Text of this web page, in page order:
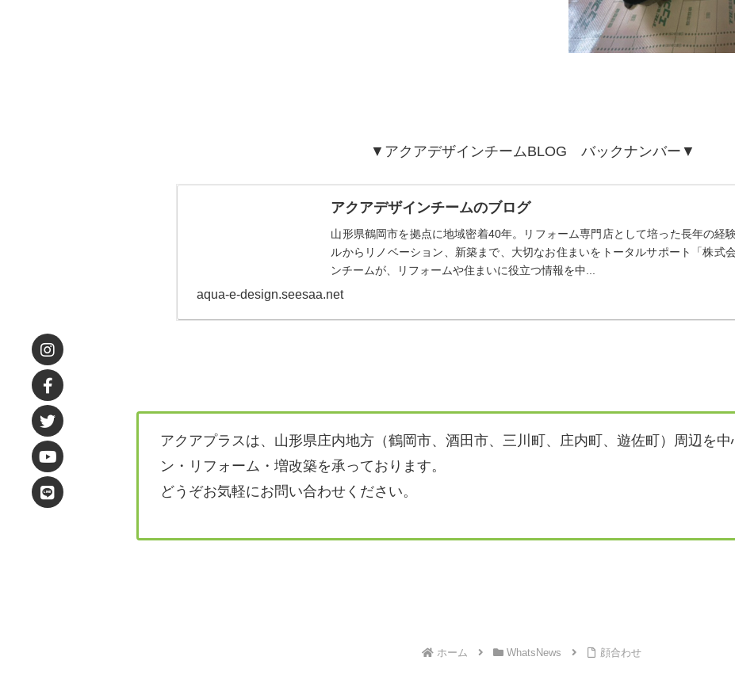
▼アクアデザインチームBLOG バックナンバー▼
アクアデザインチームのブログ
山形県鶴岡市を拠点に地域密着40年。リフォーム専門店として培った長年の経
ルからリノベーション、新築まで、大切なお住まいをトータルサポート「株式
ンチームが、リフォームや住まいに役立つ情報を中...
aqua-e-design.seesaa.net
アクアプラスは、山形県庄内地方（鶴岡市、酒田市、三川町、庄内町、遊佐町）周辺を
ン・リフォーム・増改築を承っております。
どうぞお気軽にお問い合わせください。
ホーム WhatsNews 顔合わせ